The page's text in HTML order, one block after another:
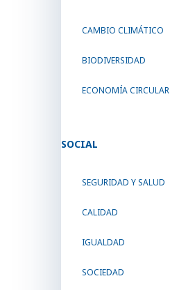
CAMBIO CLIMÁTICO
BIODIVERSIDAD
ECONOMÍA CIRCULAR
SOCIAL
SEGURIDAD Y SALUD
CALIDAD
IGUALDAD
SOCIEDAD